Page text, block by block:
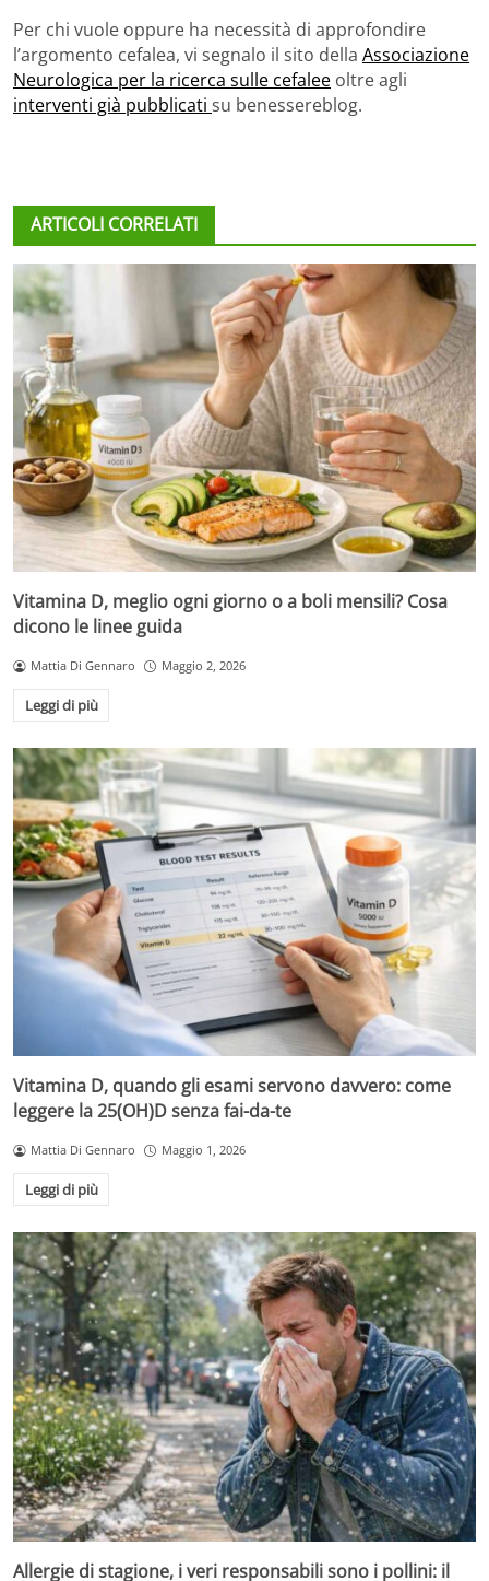
Per chi vuole oppure ha necessità di approfondire
l’argomento cefalea, vi segnalo il sito della Associazione
Neurologica per la ricerca sulle cefalee oltre agli
interventi già pubblicati su benessereblog.
ARTICOLI CORRELATI
Vitamina D, meglio ogni giorno o a boli mensili? Cosa
dicono le linee guida
Mattia Di Gennaro Maggio 2, 2026
Leggi di più
Vitamina D, quando gli esami servono davvero: come
leggere la 25(OH)D senza fai-da-te
Mattia Di Gennaro Maggio 1, 2026
Leggi di più
Allergie di stagione, i veri responsabili sono i pollini: il